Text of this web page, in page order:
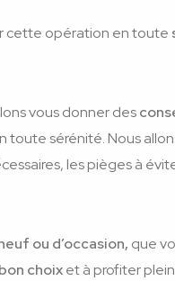
cette opération en toute
vous donner des
toute sérénité. Nous
les pièges à
ou d’occasion, que
choixet à profiter